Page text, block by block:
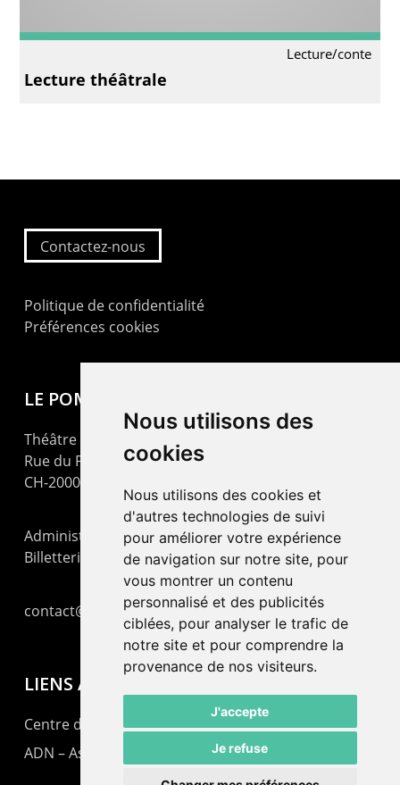
Nous utilisons des
cookies
Nous utilisons des cookies et
d'autres technologies de suivi
pour améliorer votre expérience
de navigation sur notre site, pour
vous montrer un contenu
personnalisé et des publicités
ciblées, pour analyser le trafic de
notre site et pour comprendre la
provenance de nos visiteurs.
J'accepte
Je refuse
Lecture/conte
Lecture théâtrale
Contactez-nous
Politique de confidentialité
Préférences cookies
LE POMMIER
Théâtre – Centre Culturel Neuchâtelois
Rue du Pommier 9
CH-2000 Neuchâtel
Administration : +41 32 725 03 03
Billetterie : +41 32 725 05 05
contact@lepommier.ch
LIENS AMIS
Centre de culture ABC
ADN – Association Danse Neuchâtel